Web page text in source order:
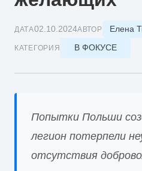
ДАТА02.10.2024АВТОР Елена
КАТЕГОРИЯ В ФОКУСЕ
Попытки Польши
легион потерпели
отсутствия